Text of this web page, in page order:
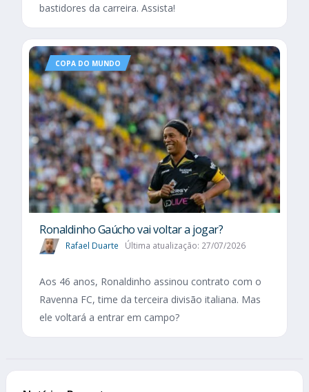
bastidores da carreira. Assista!
COPA DO MUNDO
Ronaldinho Gaúcho vai voltar a jogar?
Rafael Duarte Última atualização: 27/07/2026
Aos 46 anos, Ronaldinho assinou contrato com o
Ravenna FC, time da terceira divisão italiana. Mas
ele voltará a entrar em campo?